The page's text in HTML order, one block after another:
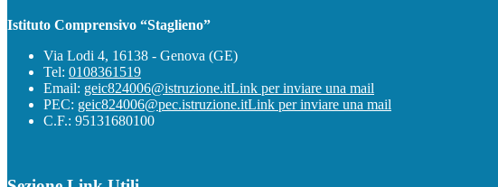
Istituto Comprensivo “Staglieno”
Via Lodi 4, 16138 - Genova (GE)
Tel: 0108361519
Email: geic824006@istruzione.itLink per inviare una mail
PEC: geic824006@pec.istruzione.itLink per inviare una mail
C.F.: 95131680100